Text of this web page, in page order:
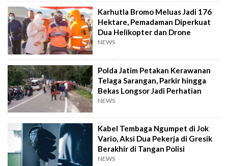
Karhutla Bromo Meluas Jadi 176
Hektare, Pemadaman Diperkuat
Dua Helikopter dan Drone
NEWS
Polda Jatim Petakan Kerawanan
Telaga Sarangan, Parkir hingga
Bekas Longsor Jadi Perhatian
NEWS
Kabel Tembaga Ngumpet di Jok
Vario, Aksi Dua Pekerja di Gresik
Berakhir di Tangan Polisi
NEWS